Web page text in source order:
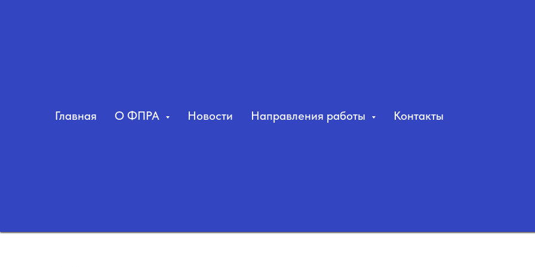
Главная О ФПРА Новости Направления работы Контакты